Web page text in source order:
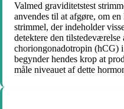
Valmed graviditetstest
anvendes til at afgøre, om
strimmel, der indeholder
detektere den
choriongonadotropin (hCG)
begynder hendes krop at
måle niveauet af dette